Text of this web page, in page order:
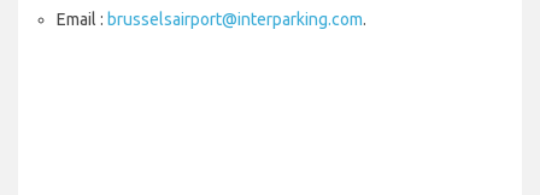
Email : brusselsairport@interparking.com.